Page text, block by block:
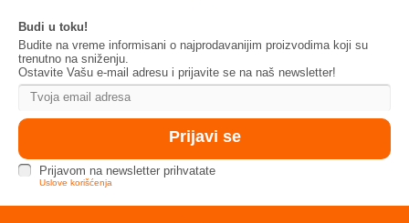
Budi u toku!
Budite na vreme informisani o najprodavanijim proizvodima koji su
trenutno na sniženju.
Ostavite Vašu e-mail adresu i prijavite se na naš newsletter!
Prijavom na newsletter prihvatate
Uslove korišćenja